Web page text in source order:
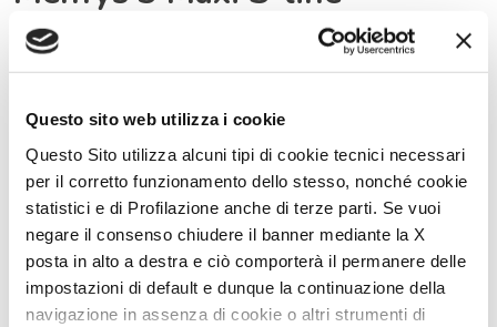
Questo sito web utilizza i cookie
Questo Sito utilizza alcuni tipi di cookie tecnici necessari
per il corretto funzionamento dello stesso, nonché cookie
statistici e di Profilazione anche di terze parti. Se vuoi
negare il consenso chiudere il banner mediante la X
posta in alto a destra e ciò comporterà il permanere delle
impostazioni di default e dunque la continuazione della
navigazione in assenza di cookie o altri strumenti di
Menfys 1 Prestige
Menfys 1 S-line